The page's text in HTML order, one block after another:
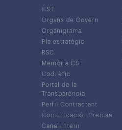
CST
Òrgans de Govern
Organigrama
Pla estratègic
RSC
Memòria CST
Codi ètic
Portal de la
Transparència
Perfil Contractant
Comunicació i Premsa
Canal Intern